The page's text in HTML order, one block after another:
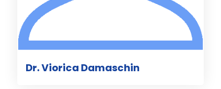
Dr. Viorica Damaschin